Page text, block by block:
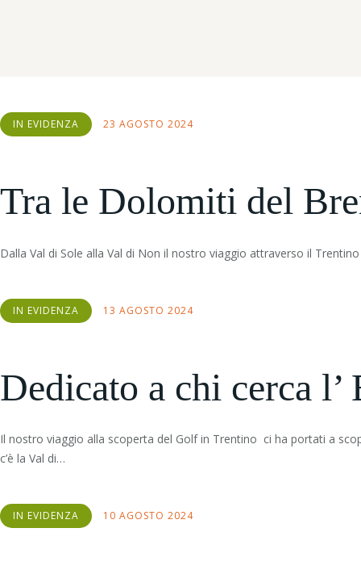
IN EVIDENZA 23 AGOSTO 2024
Tra le Dolomiti del
Dalla Val di Sole alla Val di Non il nostro viaggio attraverso il
IN EVIDENZA 13 AGOSTO 2024
Dedicato a chi cerca
Il nostro viaggio alla scoperta del Golf in Trentino ci ha portati a
c’è la Val di…
IN EVIDENZA 10 AGOSTO 2024